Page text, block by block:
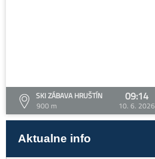
SKI ZÁBAVA HRUŠTÍN
900 m
09:14
10. 6. 2026
Aktualne info